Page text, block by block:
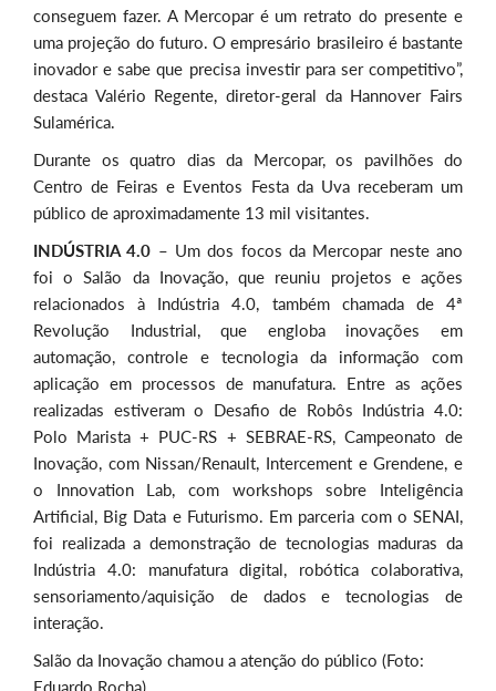
conseguem fazer. A Mercopar é um retrato do presente e
uma projeção do futuro. O empresário brasileiro é bastante
inovador e sabe que precisa investir para ser competitivo”,
destaca Valério Regente, diretor-geral da Hannover Fairs
Sulamérica.
Durante os quatro dias da Mercopar, os pavilhões do
Centro de Feiras e Eventos Festa da Uva receberam um
público de aproximadamente 13 mil visitantes.
INDÚSTRIA 4.0 – Um dos focos da Mercopar neste ano
foi o Salão da Inovação, que reuniu projetos e ações
relacionados à Indústria 4.0, também chamada de 4ª
Revolução Industrial, que engloba inovações em
automação, controle e tecnologia da informação com
aplicação em processos de manufatura. Entre as ações
realizadas estiveram o Desafio de Robôs Indústria 4.0:
Polo Marista + PUC-RS + SEBRAE-RS, Campeonato de
Inovação, com Nissan/Renault, Intercement e Grendene, e
o Innovation Lab, com workshops sobre Inteligência
Artificial, Big Data e Futurismo. Em parceria com o SENAI,
foi realizada a demonstração de tecnologias maduras da
Indústria 4.0: manufatura digital, robótica colaborativa,
sensoriamento/aquisição de dados e tecnologias de
interação.
Salão da Inovação chamou a atenção do público (Foto:
Eduardo Rocha)